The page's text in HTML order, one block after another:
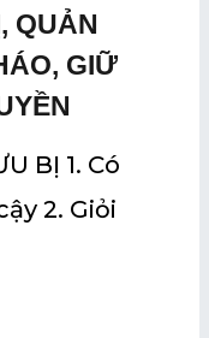
QUẢN
GIỮ
BỊ 1. Có
2. Giỏi